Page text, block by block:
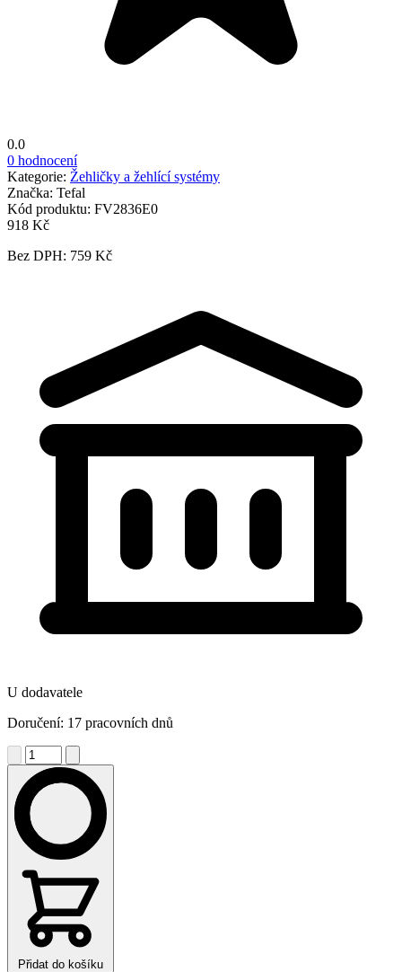
0.0
0 hodnocení
Kategorie: Žehličky a žehlící systémy
Značka: Tefal
Kód produktu: FV2836E0
918 Kč
Bez DPH: 759 Kč
U dodavatele
Doručení: 17 pracovních dnů
Přidat do košíku